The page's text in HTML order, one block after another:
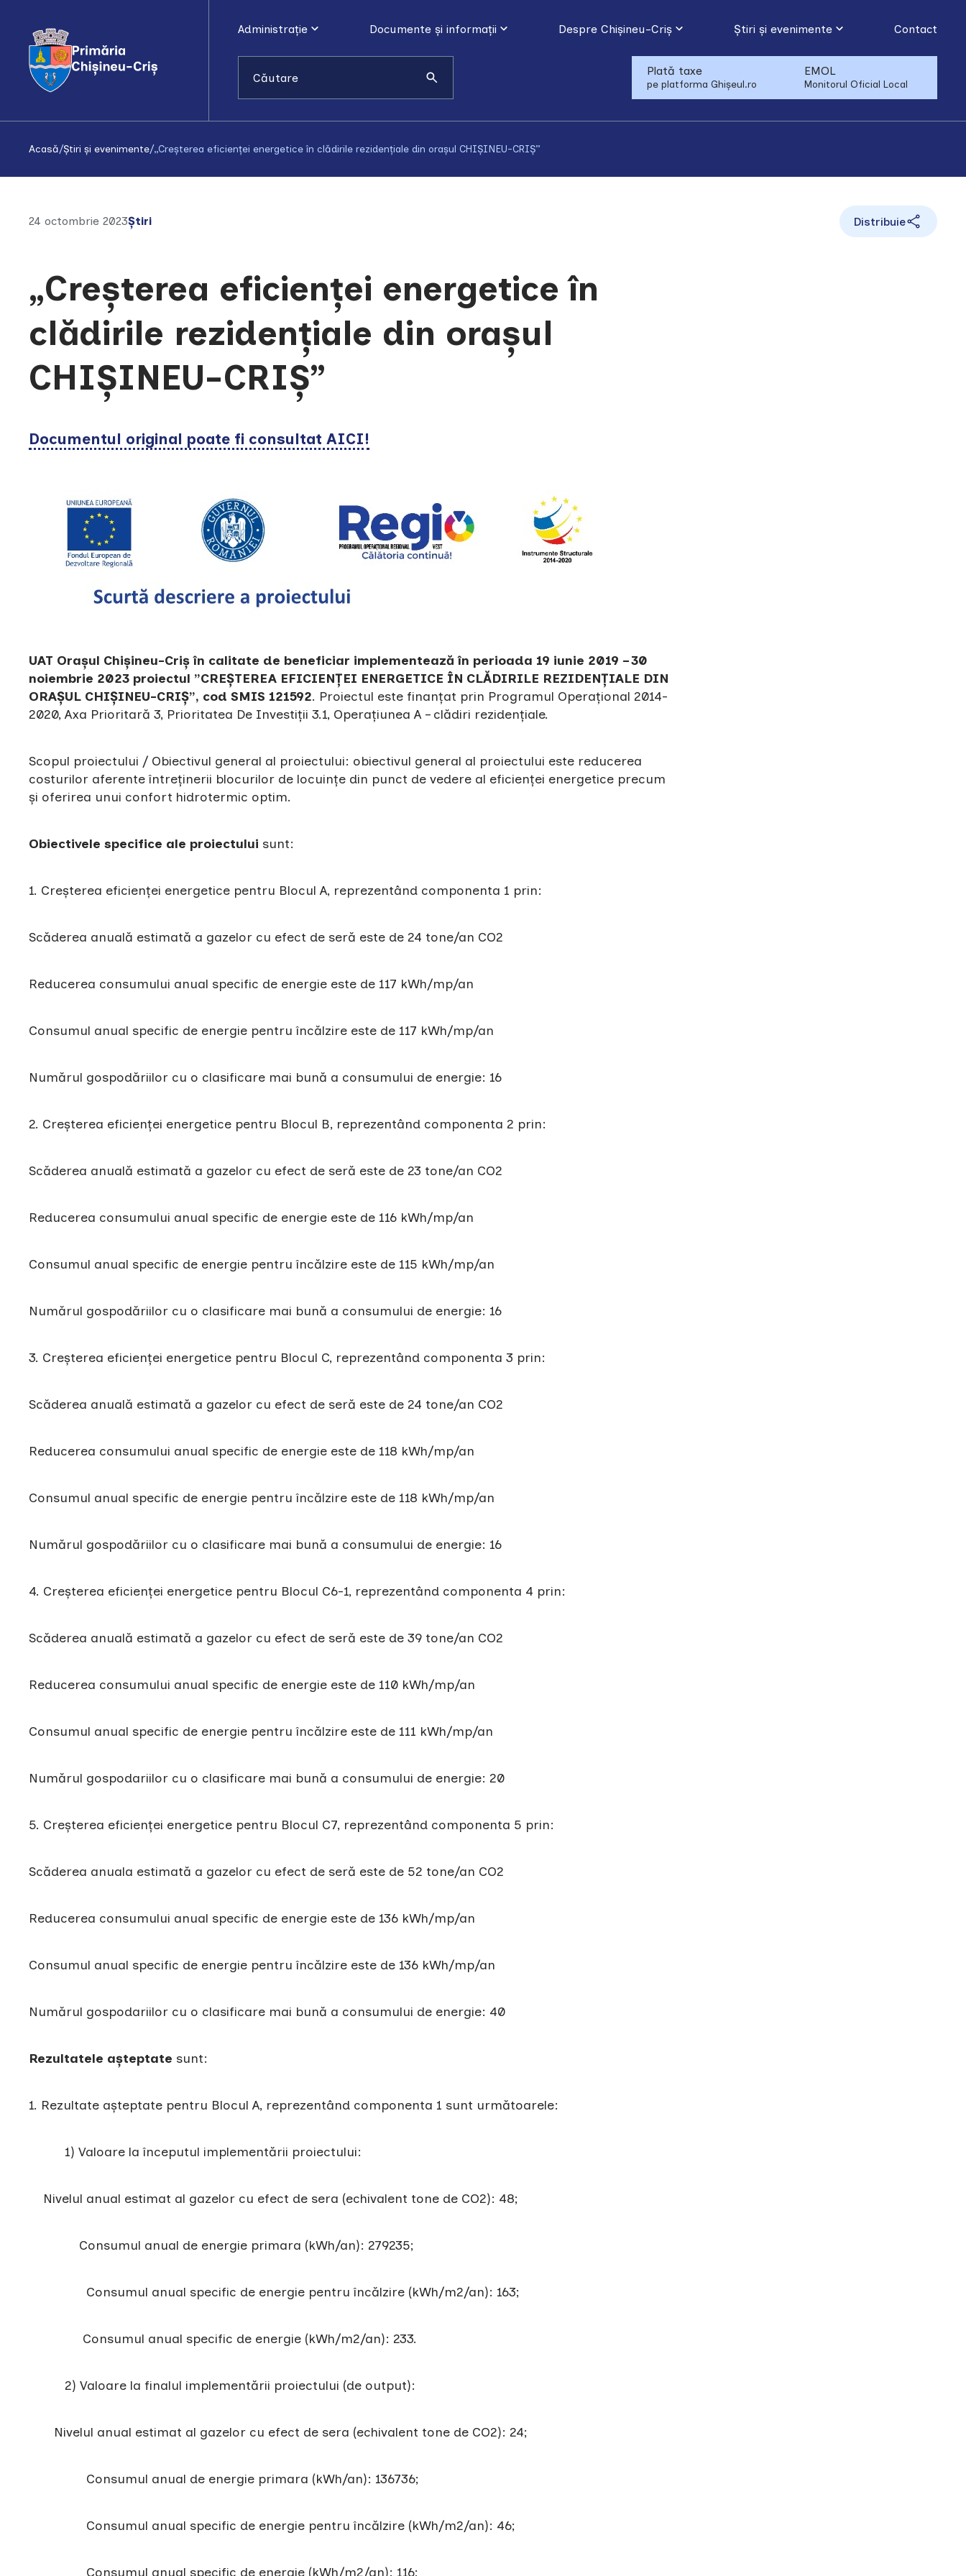
Administrație Documente și informații Despre Chișineu-Criș Știri și evenimente Contact
Plată taxe
pe platforma Ghișeul.ro
EMOL
Monitorul Oficial Local
Acasă/Știri și evenimente/„Creșterea eficienței energetice în clădirile rezidențiale din orașul CHIȘINEU-CRIȘ”
24 octombrie 2023Știri Distribuie
„Creșterea eficienței energetice în
clădirile rezidențiale din orașul
CHIȘINEU-CRIȘ”
Documentul original poate fi consultat AICI!
UAT Orașul Chișineu-Criș în calitate de beneficiar implementează în perioada 19 iunie 2019 – 30
noiembrie 2023 proiectul ”CREȘTEREA EFICIENȚEI ENERGETICE ÎN CLĂDIRILE REZIDENȚIALE DIN
ORAȘUL CHIȘINEU-CRIȘ”, cod SMIS 121592. Proiectul este finanțat prin Programul Operațional 2014-
2020, Axa Prioritară 3, Prioritatea De Investiții 3.1, Operațiunea A – clădiri rezidențiale.
Scopul proiectului / Obiectivul general al proiectului: obiectivul general al proiectului este reducerea
costurilor aferente întreținerii blocurilor de locuințe din punct de vedere al eficienței energetice precum
și oferirea unui confort hidrotermic optim.
Obiectivele specifice ale proiectului sunt:
1. Creșterea eficienței energetice pentru Blocul A, reprezentând componenta 1 prin:
Scăderea anuală estimată a gazelor cu efect de seră este de 24 tone/an CO2
Reducerea consumului anual specific de energie este de 117 kWh/mp/an
Consumul anual specific de energie pentru încălzire este de 117 kWh/mp/an
Numărul gospodăriilor cu o clasificare mai bună a consumului de energie: 16
2. Creșterea eficienței energetice pentru Blocul B, reprezentând componenta 2 prin:
Scăderea anuală estimată a gazelor cu efect de seră este de 23 tone/an CO2
Reducerea consumului anual specific de energie este de 116 kWh/mp/an
Consumul anual specific de energie pentru încălzire este de 115 kWh/mp/an
Numărul gospodăriilor cu o clasificare mai bună a consumului de energie: 16
3. Creșterea eficienței energetice pentru Blocul C, reprezentând componenta 3 prin:
Scăderea anuală estimată a gazelor cu efect de seră este de 24 tone/an CO2
Reducerea consumului anual specific de energie este de 118 kWh/mp/an
Consumul anual specific de energie pentru încălzire este de 118 kWh/mp/an
Numărul gospodăriilor cu o clasificare mai bună a consumului de energie: 16
4. Creșterea eficienței energetice pentru Blocul C6-1, reprezentând componenta 4 prin:
Scăderea anuală estimată a gazelor cu efect de seră este de 39 tone/an CO2
Reducerea consumului anual specific de energie este de 110 kWh/mp/an
Consumul anual specific de energie pentru încălzire este de 111 kWh/mp/an
Numărul gospodariilor cu o clasificare mai bună a consumului de energie: 20
5. Creșterea eficienței energetice pentru Blocul C7, reprezentând componenta 5 prin:
Scăderea anuala estimată a gazelor cu efect de seră este de 52 tone/an CO2
Reducerea consumului anual specific de energie este de 136 kWh/mp/an
Consumul anual specific de energie pentru încălzire este de 136 kWh/mp/an
Numărul gospodariilor cu o clasificare mai bună a consumului de energie: 40
Rezultatele așteptate sunt:
1. Rezultate așteptate pentru Blocul A, reprezentând componenta 1 sunt următoarele:
1) Valoare la începutul implementării proiectului:
Nivelul anual estimat al gazelor cu efect de sera (echivalent tone de CO2): 48;
Consumul anual de energie primara (kWh/an): 279235;
Consumul anual specific de energie pentru încălzire (kWh/m2/an): 163;
Consumul anual specific de energie (kWh/m2/an): 233.
2) Valoare la finalul implementării proiectului (de output):
Nivelul anual estimat al gazelor cu efect de sera (echivalent tone de CO2): 24;
Consumul anual de energie primara (kWh/an): 136736;
Consumul anual specific de energie pentru încălzire (kWh/m2/an): 46;
Consumul anual specific de energie (kWh/m2/an): 116;